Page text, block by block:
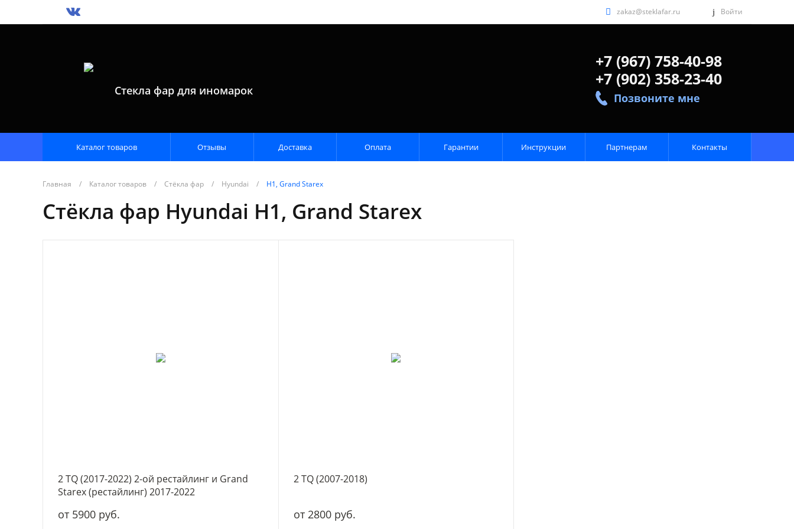
zakaz@steklafar.ru Войти
Стекла фар для иномарок
+7 (967) 758-40-98
+7 (902) 358-23-40
Позвоните мне
Каталог товаров Отзывы Доставка Оплата Гарантии Инструкции Партнерам Контакты
Главная / Каталог товаров / Стёкла фар / Hyundai / H1, Grand Starex
Стёкла фар Hyundai H1, Grand Starex
2 TQ (2017-2022) 2-ой рестайлинг и Grand
Starex (рестайлинг) 2017-2022
от 5900 руб.
2 TQ (2007-2018)
от 2800 руб.